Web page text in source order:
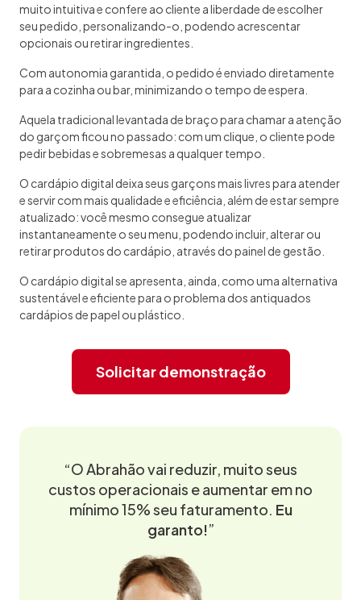
muito intuitiva e confere ao cliente a liberdade de escolher
seu pedido, personalizando-o, podendo acrescentar
opcionais ou retirar ingredientes.
Com autonomia garantida, o pedido é enviado diretamente
para a cozinha ou bar, minimizando o tempo de espera.
Aquela tradicional levantada de braço para chamar a atenção
do garçom ficou no passado: com um clique, o cliente pode
pedir bebidas e sobremesas a qualquer tempo.
O cardápio digital deixa seus garçons mais livres para atender
e servir com mais qualidade e eficiência, além de estar sempre
atualizado: você mesmo consegue atualizar
instantaneamente o seu menu, podendo incluir, alterar ou
retirar produtos do cardápio, através do painel de gestão.
O cardápio digital se apresenta, ainda, como uma alternativa
sustentável e eficiente para o problema dos antiquados
cardápios de papel ou plástico.
Solicitar demonstração
“O Abrahão vai reduzir, muito seus
custos operacionais e aumentar em no
mínimo 15% seu faturamento. Eu
garanto!”